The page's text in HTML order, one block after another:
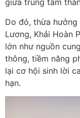
giữa trung tâm
Do đó, thừa
Lương, Khải Hoàn
lớn như nguồn
thông, tiềm năng
lại cơ hội sinh lời
hạn.